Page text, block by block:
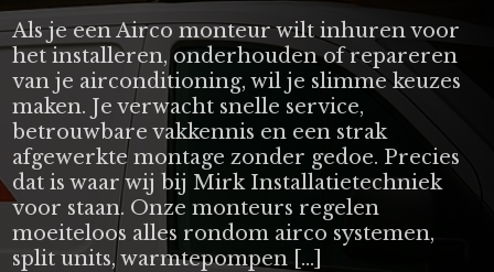
Als je een Airco monteur wilt inhuren voor
het installeren, onderhouden of repareren
van je airconditioning, wil je slimme keuzes
maken. Je verwacht snelle service,
betrouwbare vakkennis en een strak
afgewerkte montage zonder gedoe. Precies
dat is waar wij bij Mirk Installatietechniek
voor staan. Onze monteurs regelen
moeiteloos alles rondom airco systemen,
split units, warmtepompen […]